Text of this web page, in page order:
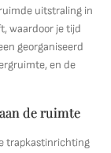
uitstraling in
waardoor je tijd
georganiseerd
en de
de ruimte
trapkastinrichting